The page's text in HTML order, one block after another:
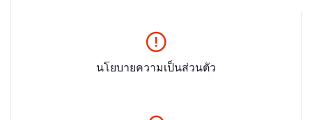
นโยบายความเป็นส่วนตัว